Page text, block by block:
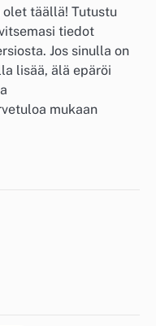
olet täällä! Tutustu
tiedot
Jos sinulla on
lisää, älä epäröi
mukaan